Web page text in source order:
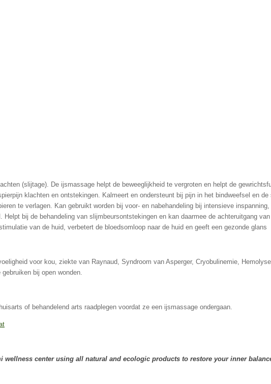
(slijtage). De ijsmassage helpt de beweeglijkheid te vergroten en helpt de
klachten en ontstekingen. Kalmeert en ondersteunt bij pijn in het bindweefsel en de
te verlagen. Kan gebruikt worden bij voor- en nabehandeling bij intensieve
bij de behandeling van slijmbeursontstekingen en kan daarmee de achteruitgang
van de huid, verbetert de bloedsomloop naar de huid en geeft een gezonde glans
voor kou, ziekte van Raynaud, Syndroom van Asperger, Cryobulinemie,
bij open wonden.
of behandelend arts raadplegen voordat ze een ijsmassage ondergaan.
wellness center using all natural and ecologic products to restore your inner